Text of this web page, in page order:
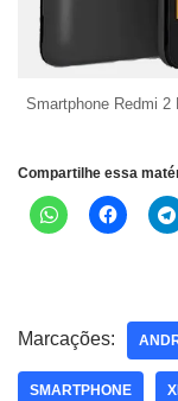
Smartphone Redmi
Compartilhe essa
Marcações:
SMARTPHONE